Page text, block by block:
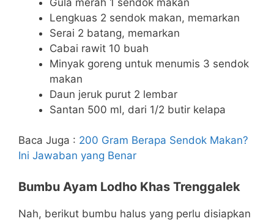
Lengkuas 2 sendok makan, memarkan
Serai 2 batang, memarkan
Cabai rawit 10 buah
Minyak goreng untuk menumis 3 sendok
makan
Daun jeruk purut 2 lembar
Santan 500 ml, dari 1/2 butir kelapa
Baca Juga : 200 Gram Berapa Sendok Makan?
Ini Jawaban yang Benar
Bumbu Ayam Lodho Khas Trenggalek
Nah, berikut bumbu halus yang perlu disiapkan